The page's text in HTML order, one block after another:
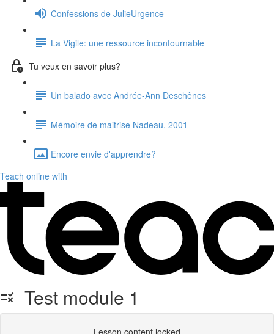
Confessions de JulieUrgence
La Vigile: une ressource incontournable
Tu veux en savoir plus?
Un balado avec Andrée-Ann Deschênes
Mémoire de maitrise Nadeau, 2001
Encore envie d'apprendre?
Teach online with
Test module 1
Lesson content locked